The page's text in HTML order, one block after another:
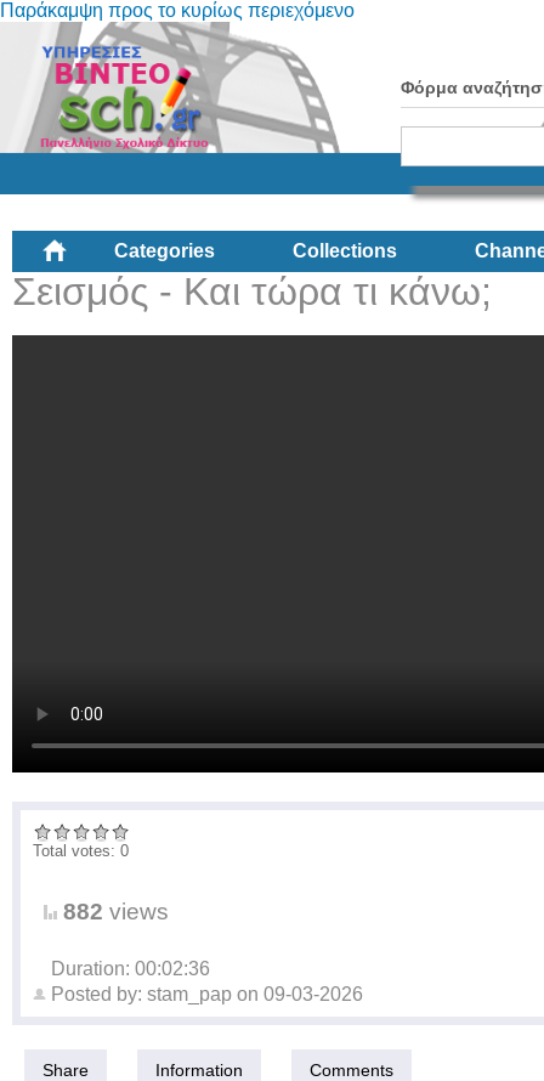
Παράκαμψη προς το κυρίως περιεχόμενο
Φόρμα
Categories Collections
Σεισμός - Και τώρα τι κάνω;
Total votes: 0
882 views
Duration: 00:02:36
Posted by: stam_pap on 09-03-2026
Share Information Comments